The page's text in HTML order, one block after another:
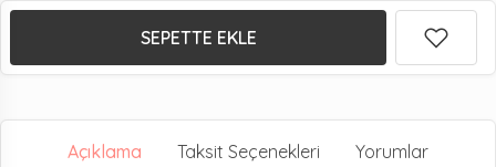
SEPETTE EKLE
Açıklama Taksit Seçenekleri Yorumlar